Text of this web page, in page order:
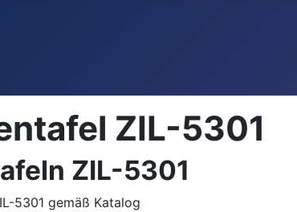
ZIL-5301
ZIL-5301
5301 gemäß Katalog